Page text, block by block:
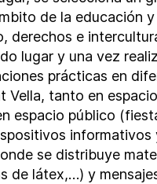
de la educación
derechos e
lugar y una vez
prácticas en
Vella, tanto en
espacio público
informativos
se distribuye
de látex,…) y